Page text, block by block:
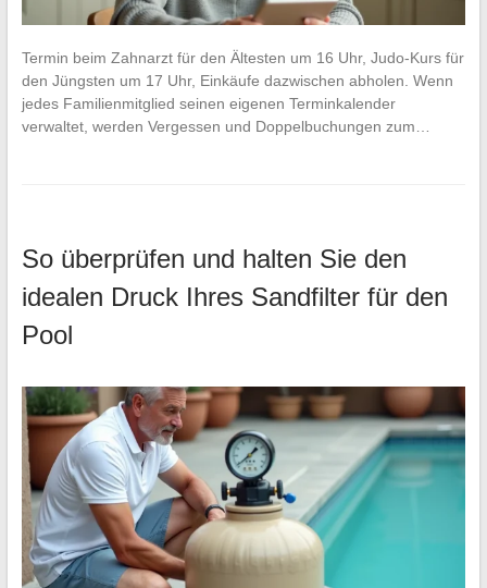
Termin beim Zahnarzt für den Ältesten um 16 Uhr, Judo-Kurs für
den Jüngsten um 17 Uhr, Einkäufe dazwischen abholen. Wenn
jedes Familienmitglied seinen eigenen Terminkalender
verwaltet, werden Vergessen und Doppelbuchungen zum…
So überprüfen und halten Sie den
idealen Druck Ihres Sandfilter für den
Pool